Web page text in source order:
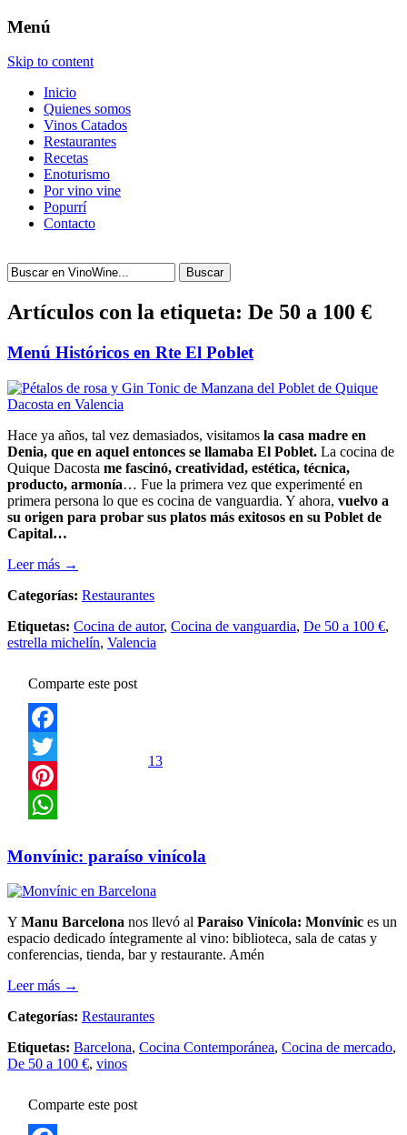
Menú
Skip to content
Inicio
Quienes somos
Vinos Catados
Restaurantes
Recetas
Enoturismo
Por vino vine
Popurrí
Contacto
Buscar
Artículos con la etiqueta: De 50 a 100 €
Menú Históricos en Rte El Poblet
Hace ya años, tal vez demasiados, visitamos la casa madre en
Denia, que en aquel entonces se llamaba El Poblet. La cocina de
Quique Dacosta me fascinó, creatividad, estética, técnica,
producto, armonía… Fue la primera vez que experimenté en
primera persona lo que es cocina de vanguardia. Y ahora, vuelvo a
su origen para probar sus platos más exitosos en su Poblet de
Capital…
Leer más →
Categorías: Restaurantes
Etiquetas: Cocina de autor, Cocina de vanguardia, De 50 a 100 €,
estrella michelín, Valencia
Comparte este post
Facebook
Twitter
Pinterest
13
Monvínic: paraíso vinícola
Y Manu Barcelona nos llevó al Paraiso Vinícola: Monvínic es un
espacio dedicado íntegramente al vino: biblioteca, sala de catas y
conferencias, tienda, bar y restaurante. Amén
Leer más →
Categorías: Restaurantes
Etiquetas: Barcelona, Cocina Contemporánea, Cocina de mercado,
De 50 a 100 €, vinos
Comparte este post